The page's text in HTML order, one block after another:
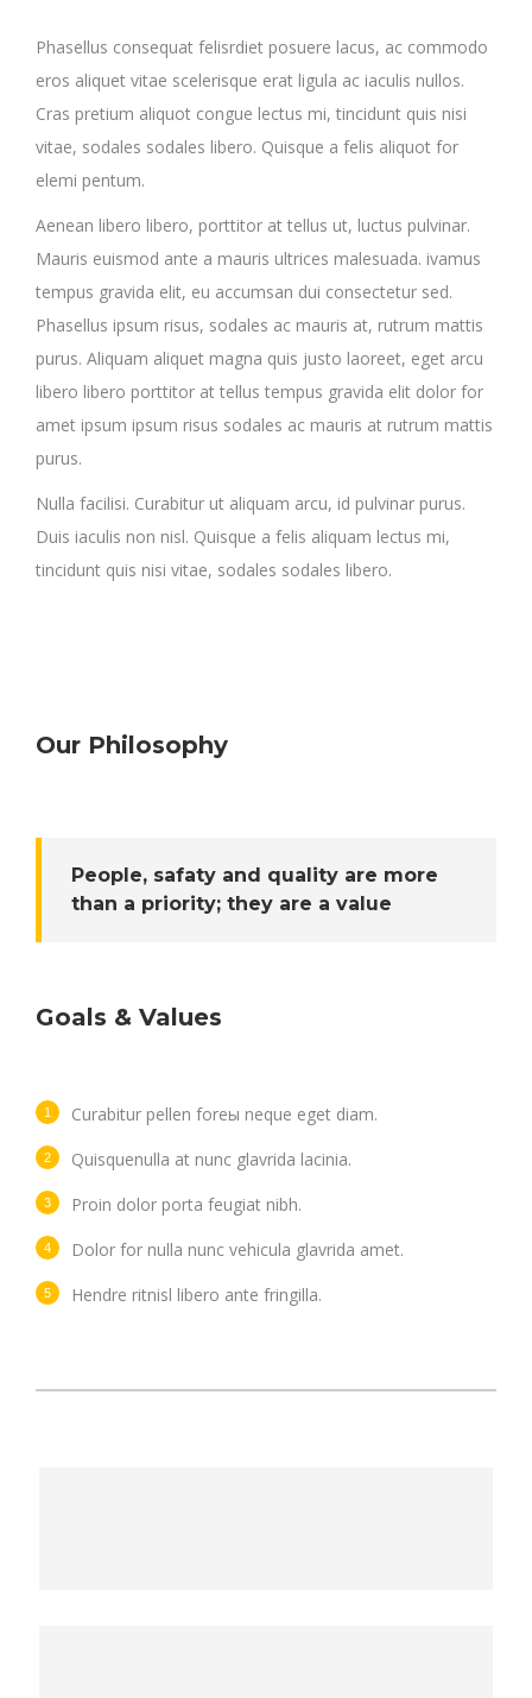
Phasellus consequat felisrdiet posuere lacus, ac commodo
eros aliquet vitae scelerisque erat ligula ac iaculis nullos.
Cras pretium aliquot congue lectus mi, tincidunt quis nisi
vitae, sodales sodales libero. Quisque a felis aliquot for
elemi pentum.
Aenean libero libero, porttitor at tellus ut, luctus pulvinar.
Mauris euismod ante a mauris ultrices malesuada. ivamus
tempus gravida elit, eu accumsan dui consectetur sed.
Phasellus ipsum risus, sodales ac mauris at, rutrum mattis
purus. Aliquam aliquet magna quis justo laoreet, eget arcu
libero libero porttitor at tellus tempus gravida elit dolor for
amet ipsum ipsum risus sodales ac mauris at rutrum mattis
purus.
Nulla facilisi. Curabitur ut aliquam arcu, id pulvinar purus.
Duis iaculis non nisl. Quisque a felis aliquam lectus mi,
tincidunt quis nisi vitae, sodales sodales libero.
Our Philosophy
People, safaty and quality are more
than a priority; they are a value
Goals & Values
Curabitur pellen foreы neque eget diam.
Quisquenulla at nunc glavrida lacinia.
Proin dolor porta feugiat nibh.
Dolor for nulla nunc vehicula glavrida amet.
Hendre ritnisl libero ante fringilla.